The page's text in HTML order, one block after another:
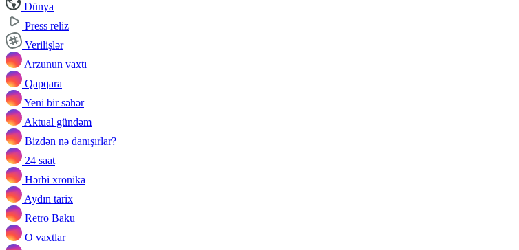
Dünya
Press reliz
Verilişlər
Arzunun vaxtı
Qapqara
Yeni bir səhər
Aktual gündəm
Bizdən nə danışırlar?
24 saat
Hərbi xronika
Aydın tarix
Retro Baku
O vaxtlar